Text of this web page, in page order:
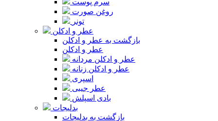
روغن صورت
تونر
عطر و ادکلن
بازگشت به عطر و ادکلن
عطر و ادکلن
عطر و ادکلن مردانه
عطر و ادکلن زنانه
اسپری
عطر جیبی
بادی اسپلش
بدلیجات
بازگشت به بدلیجات